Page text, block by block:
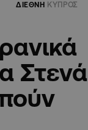
ΔΙΕΘΝΗ ΚΥΠΡΟΣ
Στενά